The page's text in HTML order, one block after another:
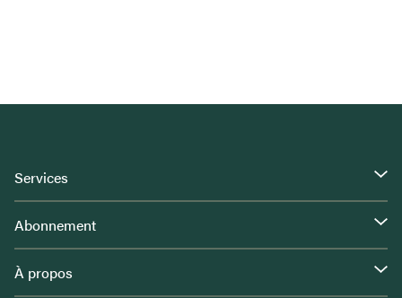
Services
Abonnement
À propos